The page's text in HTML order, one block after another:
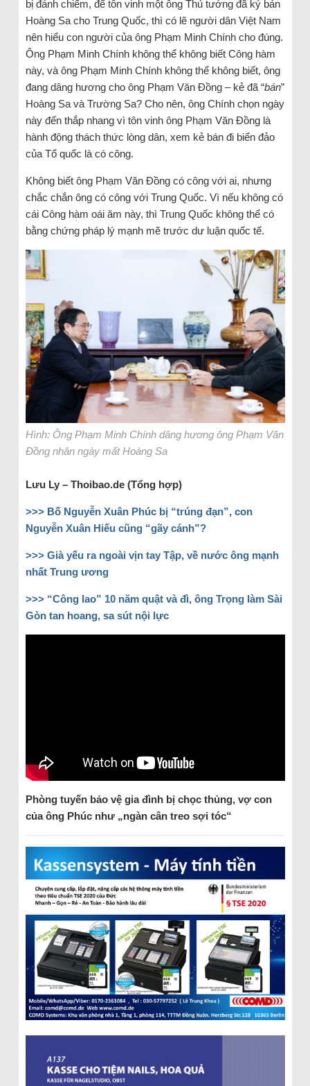
bị đánh chiếm, để tôn vinh một ông Thủ tướng đã ký bán
Hoàng Sa cho Trung Quốc, thì có lẽ người dân Việt Nam
nên hiểu con người của ông Phạm Minh Chính cho đúng.
Ông Phạm Minh Chính không thể không biết Công hàm
này, và ông Phạm Minh Chính không thể không biết, ông
đang dâng hương cho ông Phạm Văn Đồng – kẻ đã “bán”
Hoàng Sa và Trường Sa? Cho nên, ông Chính chọn ngày
này đến thắp nhang vì tôn vinh ông Phạm Văn Đồng là
hành động thách thức lòng dân, xem kẻ bán đi biển đảo
của Tổ quốc là có công.
Không biết ông Phạm Văn Đồng có công với ai, nhưng
chắc chắn ông có công với Trung Quốc. Vì nếu không có
cái Công hàm oái ăm này, thì Trung Quốc không thể có
bằng chứng pháp lý mạnh mẽ trước dư luận quốc tế.
Hình: Ông Phạm Minh Chính dâng hương ông Phạm Văn
Đồng nhân ngày mất Hoàng Sa
Lưu Ly – Thoibao.de (Tổng hợp)
>>> Bố Nguyễn Xuân Phúc bị “trúng đạn”, con
Nguyễn Xuân Hiếu cũng “gãy cánh”?
>>> Già yếu ra ngoài vịn tay Tập, về nước ông mạnh
nhất Trung ương
>>> “Công lao” 10 năm quật và đì, ông Trọng làm Sài
Gòn tan hoang, sa sút nội lực
Phòng tuyến bảo vệ gia đình bị chọc thủng, vợ con
của ông Phúc như „ngàn cân treo sợi tóc“